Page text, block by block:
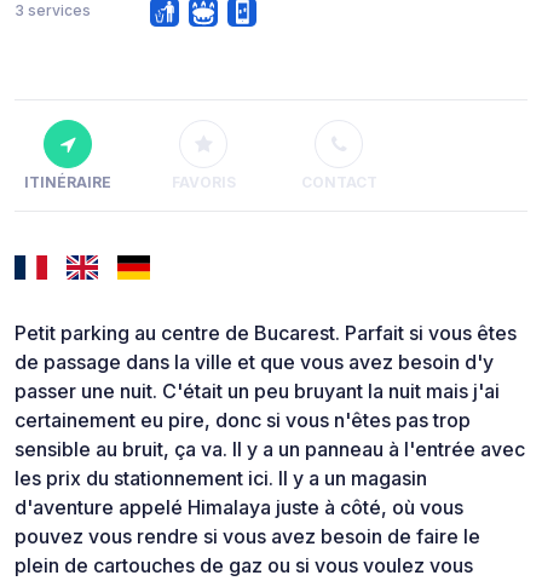
3 services
ITINÉRAIRE FAVORIS CONTACT
Petit parking au centre de Bucarest. Parfait si vous êtes
de passage dans la ville et que vous avez besoin d'y
passer une nuit. C'était un peu bruyant la nuit mais j'ai
certainement eu pire, donc si vous n'êtes pas trop
sensible au bruit, ça va. Il y a un panneau à l'entrée avec
les prix du stationnement ici. Il y a un magasin
d'aventure appelé Himalaya juste à côté, où vous
pouvez vous rendre si vous avez besoin de faire le
plein de cartouches de gaz ou si vous voulez vous